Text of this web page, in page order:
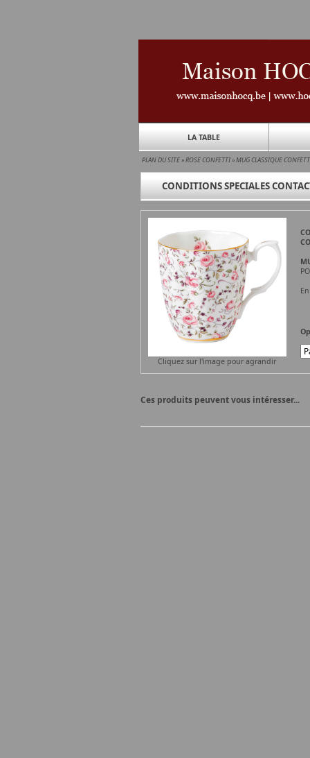
LA TABLE
PLAN DU SITE»ROSE CONFETTI»MUG CLASSIQUE
CONDITIONS SPECIALES
Cliquez sur l'image pour agrandir
Ces produits peuvent vous intéresser...